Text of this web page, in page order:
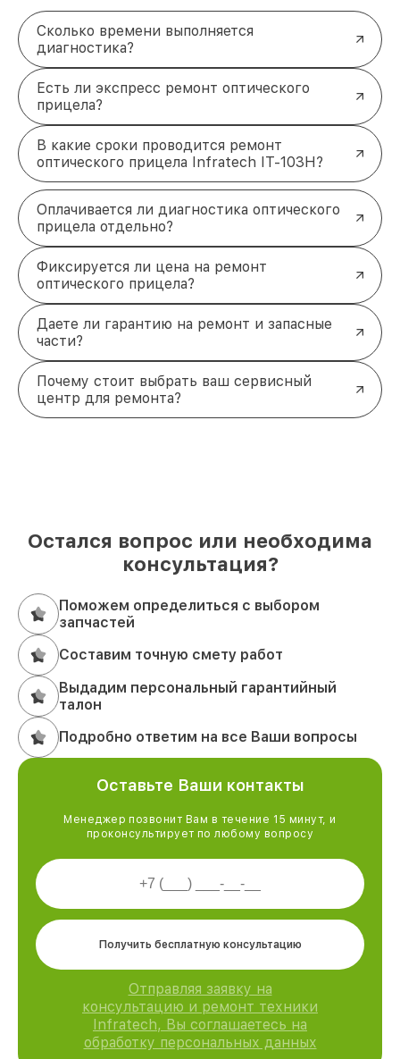
Сколько времени выполняется
диагностика?
Есть ли экспресс ремонт оптического
прицела?
В какие сроки проводится ремонт
оптического прицела Infratech IT-103Н?
Оплачивается ли диагностика оптического
прицела отдельно?
Фиксируется ли цена на ремонт
оптического прицела?
Даете ли гарантию на ремонт и запасные
части?
Почему стоит выбрать ваш сервисный
центр для ремонта?
Остался вопрос или необходима
консультация?
Поможем определиться с выбором
запчастей
Составим точную смету работ
Выдадим персональный гарантийный
талон
Подробно ответим на все Ваши вопросы
Оставьте Ваши контакты
Менеджер позвонит Вам в течение 15 минут, и
проконсультирует по любому вопросу
Получить бесплатную консультацию
Отправляя заявку на
консультацию и ремонт техники
Infratech, Вы соглашаетесь на
обработку персональных данных